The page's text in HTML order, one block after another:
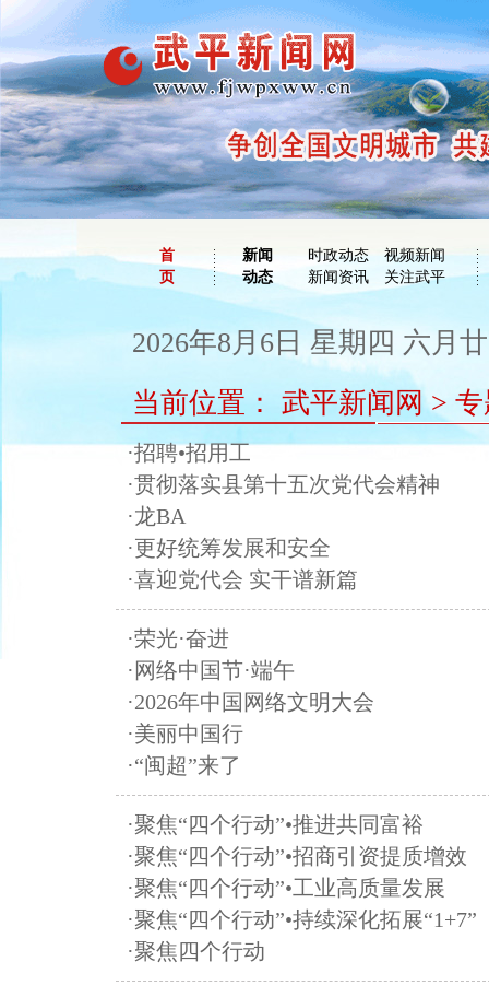
首
页
新闻 时政动态
视频新闻
动态
新闻资讯 关注武平
2026年8月6日 星期四 六月
当前位置： 武平新闻网>
·招聘•招用工
·贯彻落实县第十五次党代会精神
·龙BA
·更好统筹发展和安全
·喜迎党代会 实干谱新篇
·荣光·奋进
·网络中国节·端午
·2026年中国网络文明大会
·美丽中国行
·“闽超”来了
·聚焦“四个行动”•推进共同富裕
·聚焦“四个行动”•招商引资提质增效
·聚焦“四个行动”•工业高质量发展
·聚焦“四个行动”•持续深化拓展“1+7”
·聚焦四个行动